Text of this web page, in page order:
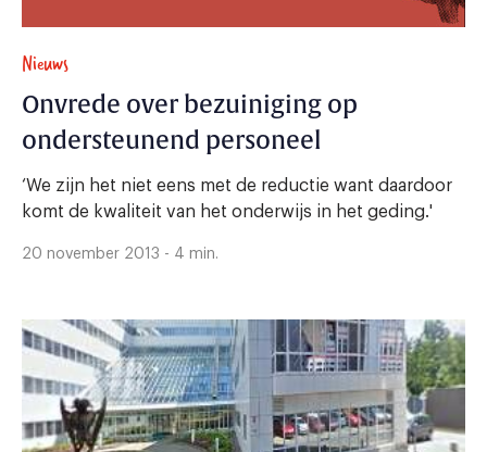
Nieuws
Onvrede over bezuiniging op
ondersteunend personeel
‘We zijn het niet eens met de reductie want daardoor
komt de kwaliteit van het onderwijs in het geding.'
20 november 2013 - 4 min.